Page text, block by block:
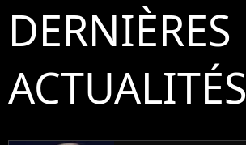
DERNIÈRES
ACTUALITÉS